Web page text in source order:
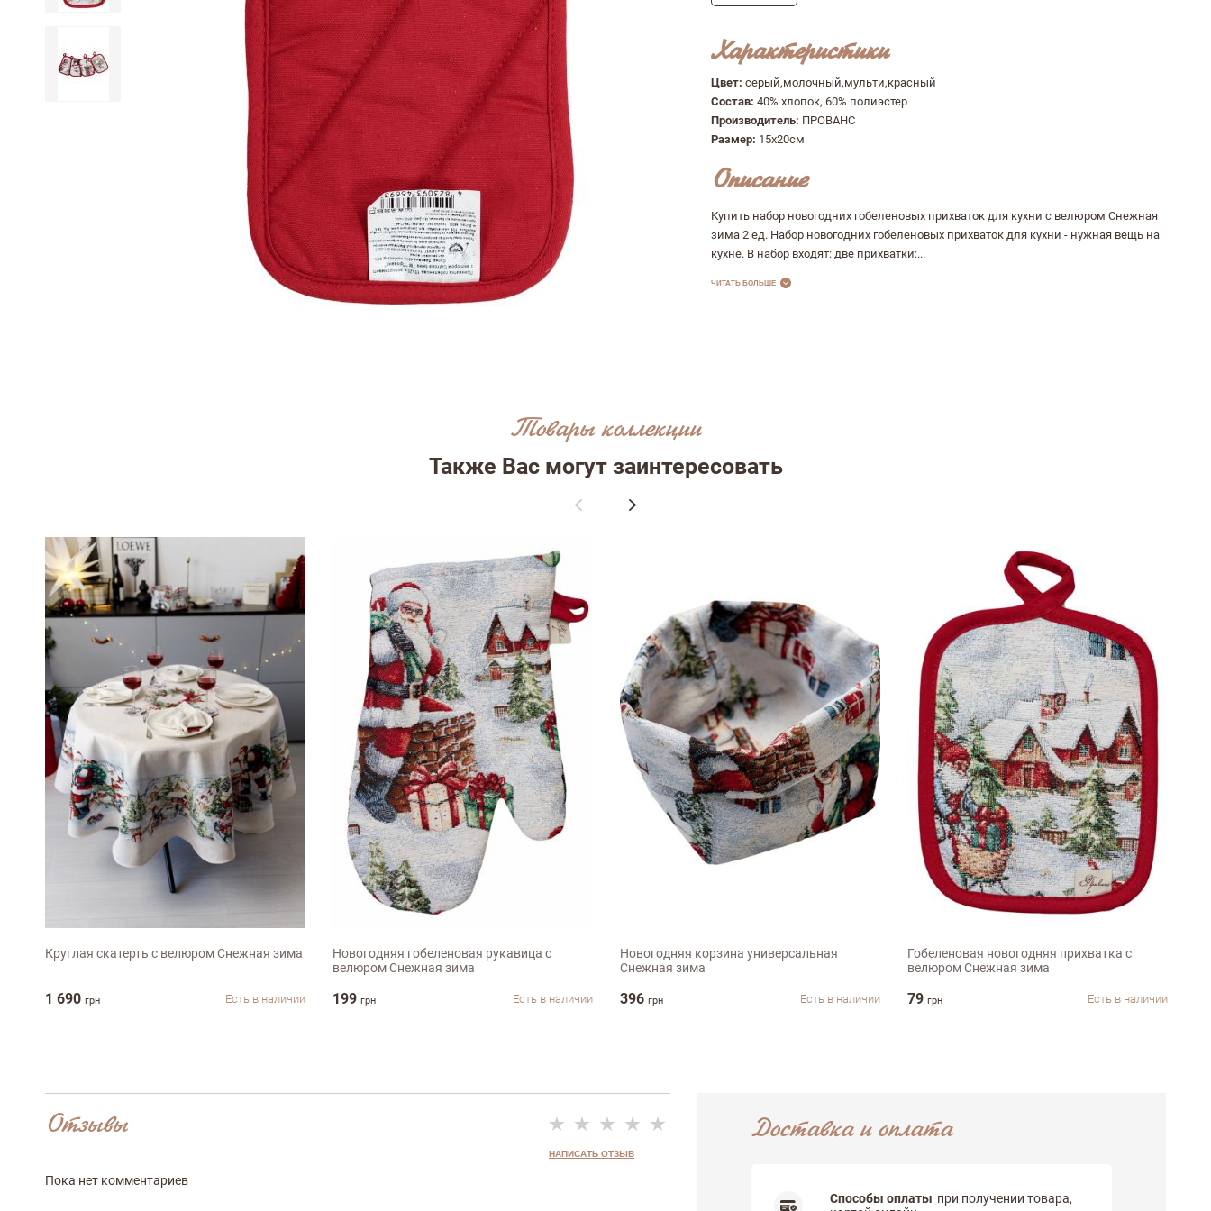
Характеристики
Цвет:серый,молочный,мульти,красный
Состав:40% хлопок, 60% полиэстер
Производитель: ПРОВАНС
Размер: 15х20см
Описание
Купить набор новогодних гобеленовых прихваток для кухни с велюром Снежная
зима 2 ед. Набор новогодних гобеленовых прихваток для кухни - нужная вещь на
кухне. В набор входят: две прихватки:...
ЧИТАТЬ БОЛЬШЕ
Товары коллекции
Также Вас могут заинтересовать
Круглая скатерть с велюром Снежная зима
1 690 грн Есть в наличии
32х15см
Новогодняя гобеленовая рукавица с
велюром Снежная зима
199 грн Есть в наличии
Новогодняя корзина универсальная
Снежная зима
396 грн Есть в наличии
15х20см
Гобеленовая новогодняя прихватка с
велюром Снежная зима
79 грн Есть в наличии
Доставка и оплата
Способы оплаты при получении товара,
Отзывы
НАПИСАТЬ ОТЗЫВ
Пока нет комментариев
Оставить отзыв
email